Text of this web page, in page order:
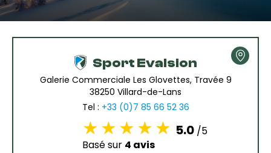
Sport Evalsion
Galerie Commerciale Les Glovettes, Travée 9
38250 Villard-de-Lans
Tel : +33 (0)7 85 66 52 36
5.0 /5
Basé sur 4 avis